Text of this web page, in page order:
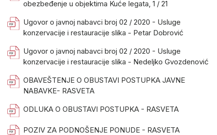
obezbeđenje u objektima Kuće legata, 1 / 21
Ugovor o javnoj nabavci broj 02 / 2020 - Usluge
konzervacije i restauracije slika - Petar Dobrović
Ugovor o javnoj nabavci broj 02 / 2020 - Usluge
konzervacije i restauracije slika - Nedeljko Gvozdenović
OBAVEŠTENJE O OBUSTAVI POSTUPKA JAVNE
NABAVKE- RASVETA
ODLUKA O OBUSTAVI POSTUPKA - RASVETA
POZIV ZA PODNOŠENJE PONUDE - RASVETA